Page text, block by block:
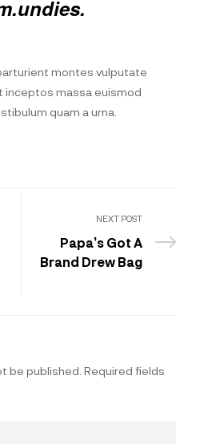
montes vulputate
inceptos massa euismod
quam a urna.
NEXT POST
Papa’s Got A
Brand Drew Bag
be published. Required fields